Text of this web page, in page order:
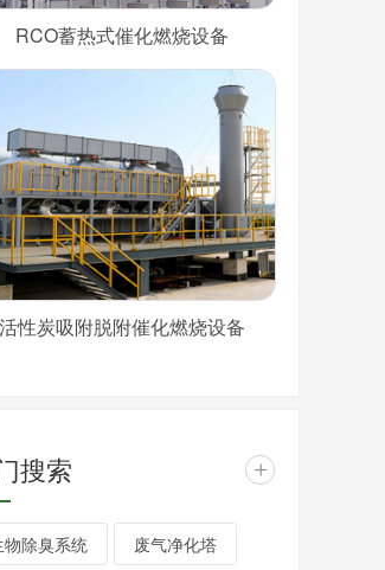
RCO蓄热式催化燃烧设备
活性炭吸附脱附催化燃烧设备
搜索 +
物除臭系统 废气净化塔